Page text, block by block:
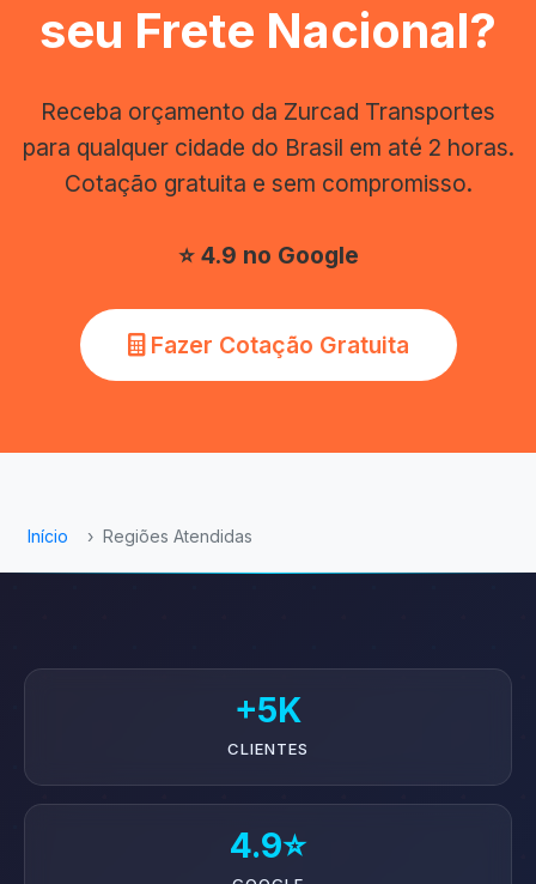
seu Frete Nacional?
Receba orçamento da Zurcad Transportes
para qualquer cidade do Brasil em até 2 horas.
Cotação gratuita e sem compromisso.
⭐ 4.9 no Google
Fazer Cotação Gratuita
Início › Regiões Atendidas
+5K
CLIENTES
4.9⭐